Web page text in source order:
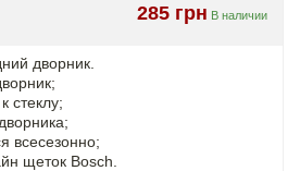
285 грн В наличии
дворник.
стеклу;
всесезонно;
щеток Bosch.